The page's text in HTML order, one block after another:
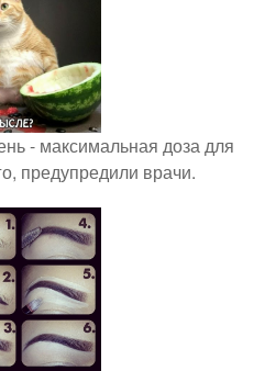
- максимальная доза для
предупредили врачи.